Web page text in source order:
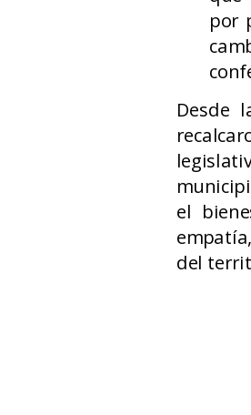
por
Desde
el
del